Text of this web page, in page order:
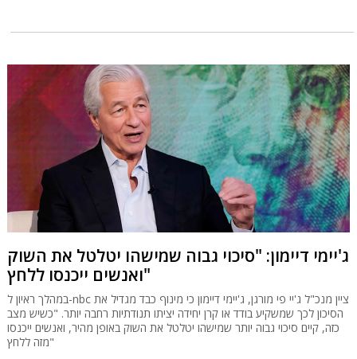
ג'יימי דיימון: "סיכוי גבוה שמישהו יטלטל את השוק
ואנשים ייכנסו ללחץ"
במהלך ראיון ל-nbc ציין מנכ"ל ג'יי פי מורגן, ג'יימי דיימון כי מינוף כבד מגדיל את
הסיכון לכך שמשקיע בודד או קרן יחידה יציתו תנודתיות רחבה יותר. "כשיש מצב
כזה, קיים סיכוי גבוה יותר שמישהו יטלטל את השוק באופן מהיר, ואנשים ייכנסו
מזה ללחץ"